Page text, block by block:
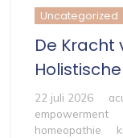
Uncategorized
De Kracht
22 juli 2026
empowerment
homeopathie